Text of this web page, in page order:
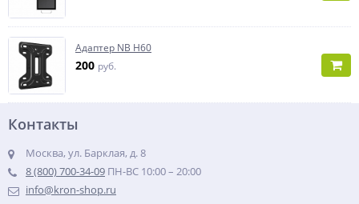
Адаптер NB H60
200 руб.
Контакты
Москва, ул. Барклая, д. 8
8 (800) 700-34-09 ПН-ВС 10:00 – 20:00
info@kron-shop.ru